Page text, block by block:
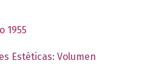
1955
Estéticas: Volumen